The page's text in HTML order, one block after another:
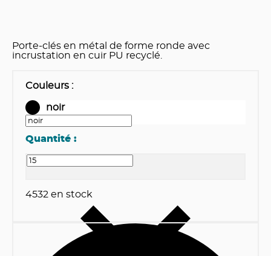
Porte-clés en métal de forme ronde avec
incrustation en cuir PU recyclé.
Couleurs :
noir
Quantité :
4532 en stock